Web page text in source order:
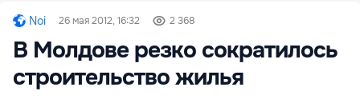
Noi 26 мая 2012, 16:32 2 368
В Молдове резко сократилось
строительство жилья